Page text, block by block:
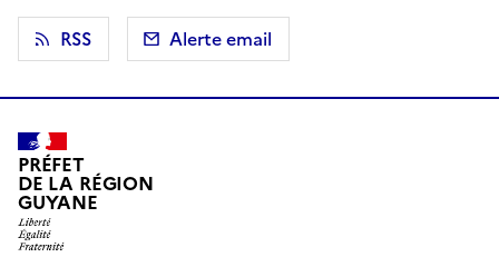
RSS
Alerte email
PRÉFET
DE LA RÉGION
GUYANE